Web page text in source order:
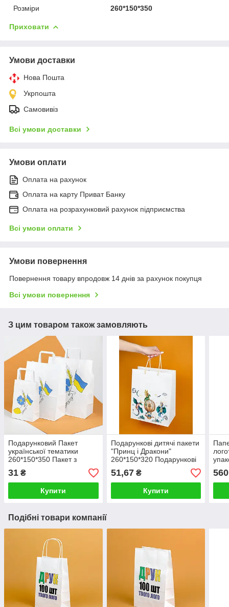
Розміри
260*150*350
Приховати
Умови доставки
Нова Пошта
Укрпошта
Самовивіз
Всі умови доставки
Умови оплати
Оплата на рахунок
Оплата на карту Приват Банку
Оплата на розрахунковий рахунок підприємства
Всі умови оплати
Умови повернення
Повернення товару впродовж 14 днів за рахунок покупця
Всі умови повернення
З цим товаром також замовляють
Подарунковий Пакет
української тематики
260*150*350 Пакет з
малюнком "Прапор
Перемоги"
31 ₴
Купити
Подарункові дитячі пакети
"Принц і Дракони"
260*150*320 Подарункові
пакети на свято в
дитсадок
51,67₴
Купити
560
Подібні товари компанії